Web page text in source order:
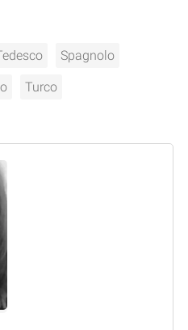
Spagnolo
Turco